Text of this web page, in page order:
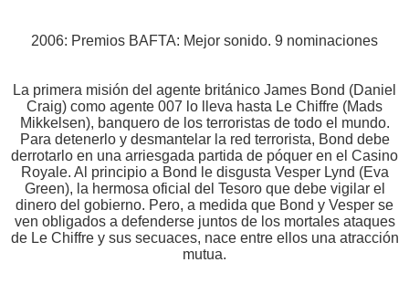
2006: Premios BAFTA: Mejor sonido. 9 nominaciones
La primera misión del agente británico James Bond (Daniel
Craig) como agente 007 lo lleva hasta Le Chiffre (Mads
Mikkelsen), banquero de los terroristas de todo el mundo.
Para detenerlo y desmantelar la red terrorista, Bond debe
derrotarlo en una arriesgada partida de póquer en el Casino
Royale. Al principio a Bond le disgusta Vesper Lynd (Eva
Green), la hermosa oficial del Tesoro que debe vigilar el
dinero del gobierno. Pero, a medida que Bond y Vesper se
ven obligados a defenderse juntos de los mortales ataques
de Le Chiffre y sus secuaces, nace entre ellos una atracción
mutua.